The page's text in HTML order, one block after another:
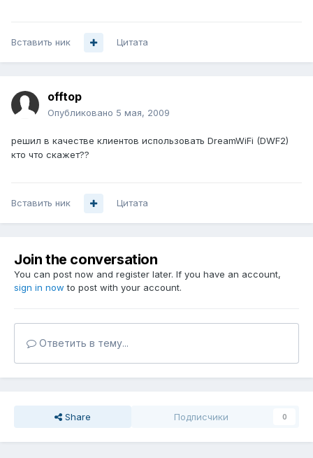
Вставить ник Цитата
offtop
Опубликовано 5 мая, 2009
решил в качестве клиентов использовать DreamWiFi (DWF2)
кто что скажет??
Вставить ник Цитата
Join the conversation
You can post now and register later. If you have an account,
sign in now to post with your account.
Ответить в тему...
Share Подписчики 0